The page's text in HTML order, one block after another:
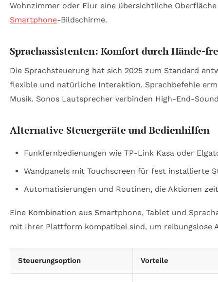
Wohnzimmer oder Flur eine übersichtliche
Smartphone-Bildschirme.
Sprachassistenten: Komfort durch Hände-
Die Sprachsteuerung hat sich 2025 zum Standard
flexible und natürliche Interaktion. Sprachbefehle
Musik. Sonos Lautsprecher verbinden High-End-
Alternative Steuergeräte und Bedienhilfen
Funkfernbedienungen wie TP-Link Kasa oder
Wandpanels mit Touchscreen für fest installierte
Automatisierungen und Routinen, die Aktionen
Eine Kombination aus Smartphone, Tablet und
mit Ihrer Plattform kompatibel sind, um reibungslose
Steuerungsoption Vorteile